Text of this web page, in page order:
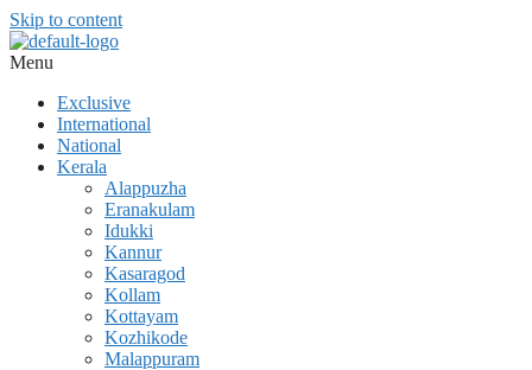
Skip to content
Menu
Exclusive
International
National
Kerala
Alappuzha
Eranakulam
Idukki
Kannur
Kasaragod
Kollam
Kottayam
Kozhikode
Malappuram